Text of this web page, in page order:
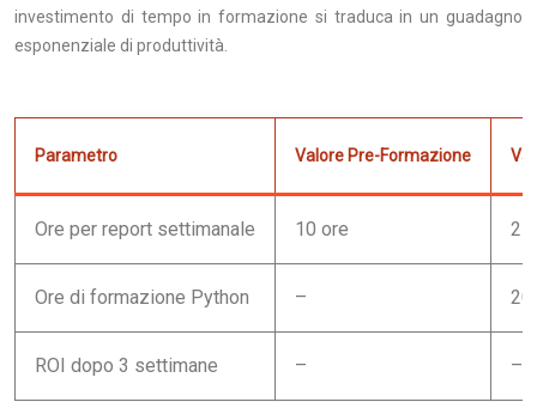
investimento di tempo in formazione si traduca in un guadagno
esponenziale di produttività.
Parametro Valore Pre-Formazione
Ore per report settimanale 10 ore 2
Ore di formazione Python – 20
ROI dopo 3 settimane – –